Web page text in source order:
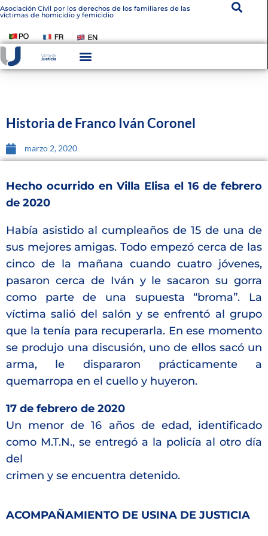
Asociación Civil por los derechos de los familiares de las
víctimas de homicidio y femicidio
Historia de Franco Iván Coronel
marzo 2, 2020
Hecho ocurrido en Villa Elisa el 16 de febrero
de 2020
Había asistido al cumpleaños de 15 de una de
sus mejores amigas. Todo empezó cerca de las
cinco de la mañana cuando cuatro jóvenes,
pasaron cerca de Iván y le sacaron su gorra
como parte de una supuesta “broma”. La
víctima salió del salón y se enfrentó al grupo
que la tenía para recuperarla. En ese momento
se produjo una discusión, uno de ellos sacó un
arma, le dispararon prácticamente a
quemarropa en el cuello y huyeron.
17 de febrero de 2020
Un menor de 16 años de edad, identificado
como M.T.N., se entregó a la policía al otro día
del
crimen y se encuentra detenido.
ACOMPAÑAMIENTO DE USINA DE JUSTICIA